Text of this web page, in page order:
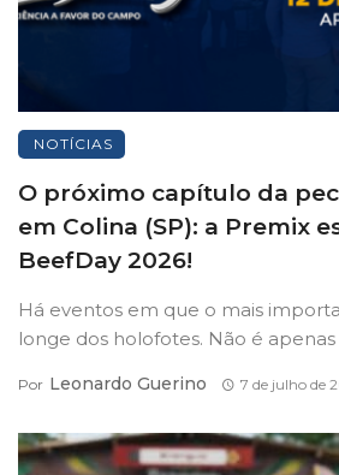
NOTÍCIAS
O próximo capítulo da
em Colina (SP): a Premix
BeefDay 2026!
Há eventos em que o mais
longe dos holofotes. Não é apenas
Por Leonardo Guerino 7 de julho de